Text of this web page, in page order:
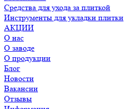
Средства для ухода за плиткой
Инструменты для укладки плитки
АКЦИИ
О нас
О заводе
О продукции
Блог
Новости
Вакансии
Отзывы